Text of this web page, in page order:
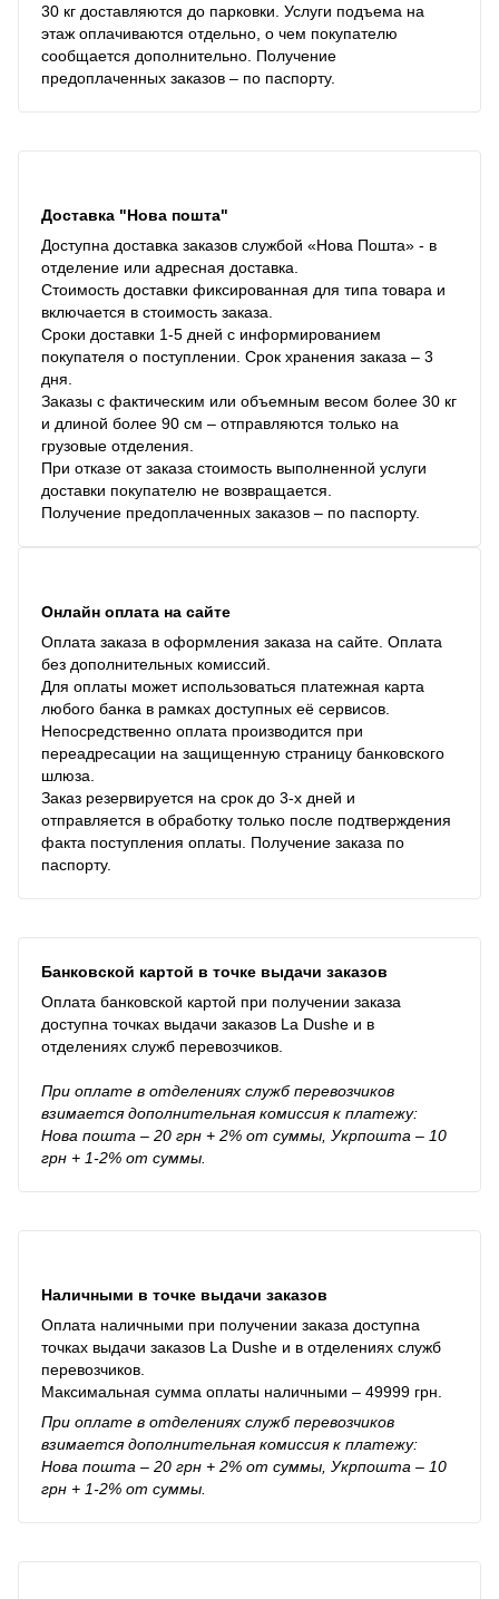
30 кг доставляются до парковки. Услуги подъема на
этаж оплачиваются отдельно, о чем покупателю
сообщается дополнительно. Получение
предоплаченных заказов – по паспорту.
Доставка "Нова пошта"
Доступна доставка заказов службой «Нова Пошта» - в
отделение или адресная доставка.
Стоимость доставки фиксированная для типа товара и
включается в стоимость заказа.
Сроки доставки 1-5 дней с информированием
покупателя о поступлении. Срок хранения заказа – 3
дня.
Заказы с фактическим или объемным весом более 30 кг
и длиной более 90 см – отправляются только на
грузовые отделения.
При отказе от заказа стоимость выполненной услуги
доставки покупателю не возвращается.
Получение предоплаченных заказов – по паспорту.
Онлайн оплата на сайте
Оплата заказа в оформления заказа на сайте. Оплата
без дополнительных комиссий.
Для оплаты может использоваться платежная карта
любого банка в рамках доступных её сервисов.
Непосредственно оплата производится при
переадресации на защищенную страницу банковского
шлюза.
Заказ резервируется на срок до 3-х дней и
отправляется в обработку только после подтверждения
факта поступления оплаты. Получение заказа по
паспорту.
Банковской картой в точке выдачи заказов
Оплата банковской картой при получении заказа
доступна точках выдачи заказов La Dushe и в
отделениях служб перевозчиков.
При оплате в отделениях служб перевозчиков
взимается дополнительная комиссия к платежу:
Нова пошта – 20 грн + 2% от суммы, Укрпошта – 10
грн + 1-2% от суммы.
Наличными в точке выдачи заказов
Оплата наличными при получении заказа доступна
точках выдачи заказов La Dushe и в отделениях служб
перевозчиков.
Максимальная сумма оплаты наличными – 49999 грн.
При оплате в отделениях служб перевозчиков
взимается дополнительная комиссия к платежу:
Нова пошта – 20 грн + 2% от суммы, Укрпошта – 10
грн + 1-2% от суммы.